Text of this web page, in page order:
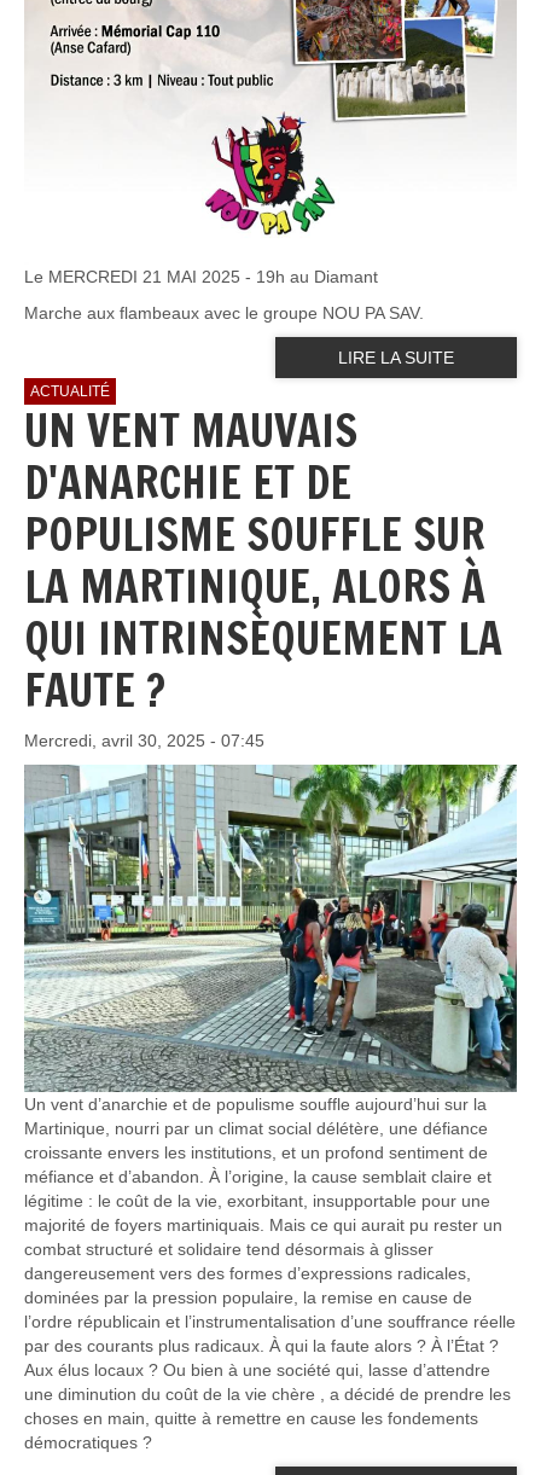
Le MERCREDI 21 MAI 2025 - 19h au Diamant
Marche aux flambeaux avec le groupe NOU PA SAV.
LIRE LA SUITE
ACTUALITÉ
UN VENT MAUVAIS
D'ANARCHIE ET DE
POPULISME SOUFFLE SUR
LA MARTINIQUE, ALORS À
QUI INTRINSÈQUEMENT LA
FAUTE ?
Mercredi, avril 30, 2025 - 07:45
Un vent d’anarchie et de populisme souffle aujourd’hui sur la
Martinique, nourri par un climat social délétère, une défiance
croissante envers les institutions, et un profond sentiment de
méfiance et d’abandon. À l’origine, la cause semblait claire et
légitime : le coût de la vie, exorbitant, insupportable pour une
majorité de foyers martiniquais. Mais ce qui aurait pu rester un
combat structuré et solidaire tend désormais à glisser
dangereusement vers des formes d’expressions radicales,
dominées par la pression populaire, la remise en cause de
l’ordre républicain et l’instrumentalisation d’une souffrance réelle
par des courants plus radicaux. À qui la faute alors ? À l’État ?
Aux élus locaux ? Ou bien à une société qui, lasse d’attendre
une diminution du coût de la vie chère , a décidé de prendre les
choses en main, quitte à remettre en cause les fondements
démocratiques ?